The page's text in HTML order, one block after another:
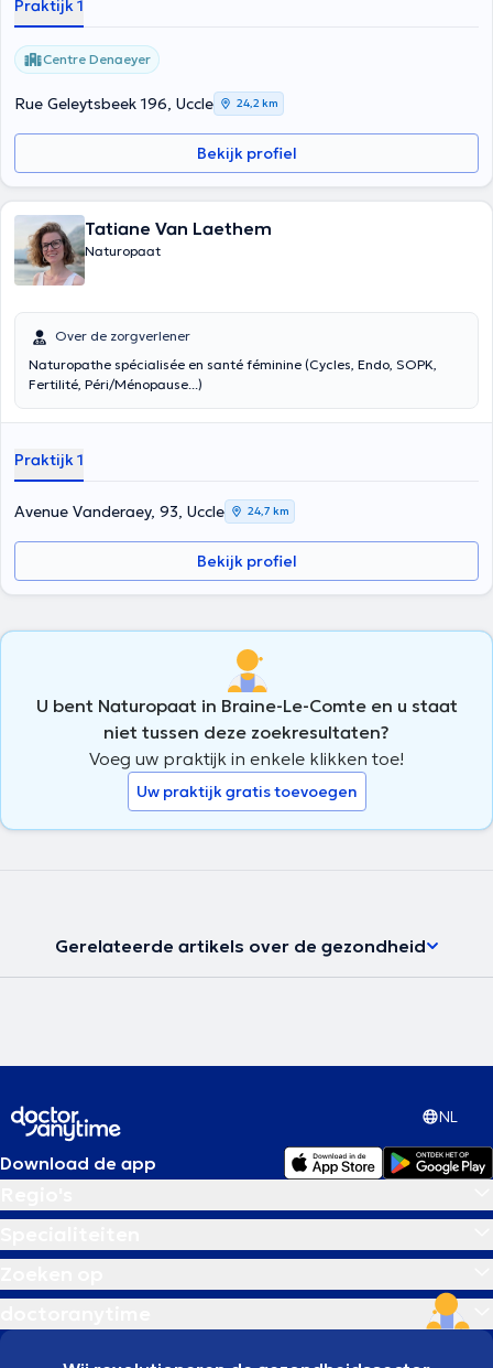
Praktijk 1
Centre Denaeyer
Rue Geleytsbeek 196, Uccle 24,2 km
Bekijk profiel
Tatiane Van Laethem
Naturopaat
Over de zorgverlener
Naturopathe spécialisée en santé féminine (Cycles, Endo, SOPK,
Fertilité, Péri/Ménopause...)
Praktijk 1
Avenue Vanderaey, 93, Uccle 24,7 km
Bekijk profiel
U bent Naturopaat in Braine-Le-Comte en u staat
niet tussen deze zoekresultaten?
Voeg uw praktijk in enkele klikken toe!
Uw praktijk gratis toevoegen
Gerelateerde artikels over de gezondheid
NL
Download de app